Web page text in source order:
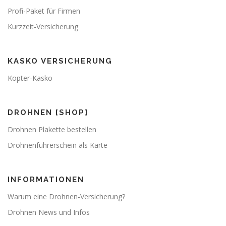
Profi-Paket für Firmen
Kurzzeit-Versicherung
KASKO VERSICHERUNG
Kopter-Kasko
DROHNEN [SHOP]
Drohnen Plakette bestellen
Drohnenführerschein als Karte
INFORMATIONEN
Warum eine Drohnen-Versicherung?
Drohnen News und Infos